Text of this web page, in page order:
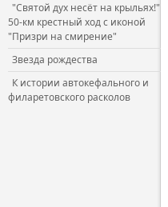
"Святой дух несёт на крыльях!"
50-км крестный ход с иконой
"Призри на смирение"
Звезда рождества
К истории автокефального и
филаретовского расколов